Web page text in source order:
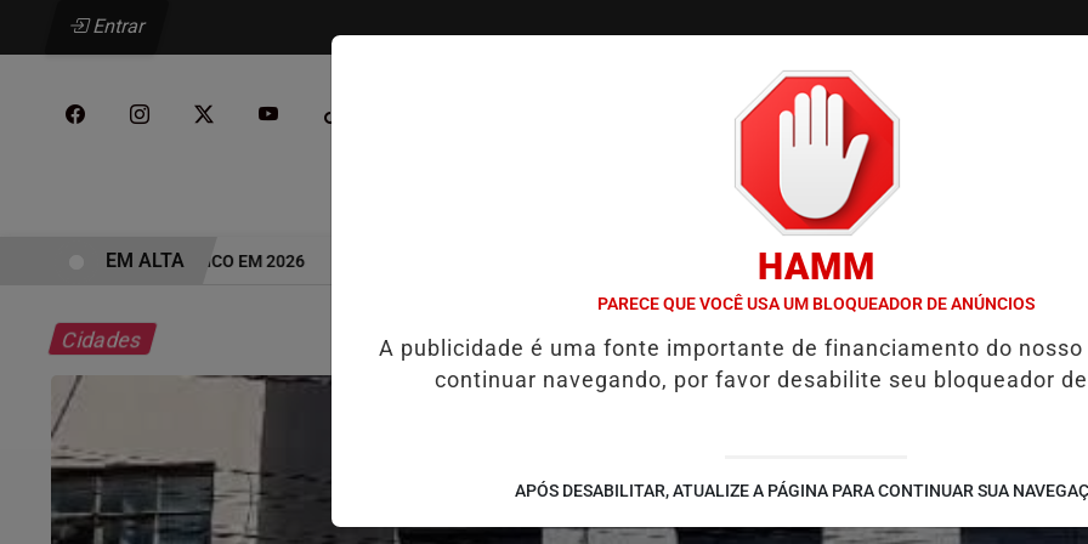
Entrar
EDIÇÕES NOTÍCIAS
DO VAREJO ÓPTICO EM 2026 WELTON LEMOS REÚNE LIDERANÇAS DE MAIS DE 70 MUNICÍPIOS E CERCA DE 500 PESSOAS EM
EM ALTA
Cidades
HAMM
PARECE QUE VOCÊ USA UM BLOQUEADOR DE ANÚNCIOS
A publicidade é uma fonte importante de financiamento do nosso
continuar navegando, por favor desabilite seu bloqueador
APÓS DESABILITAR, ATUALIZE A PÁGINA PARA CONTINUAR SUA